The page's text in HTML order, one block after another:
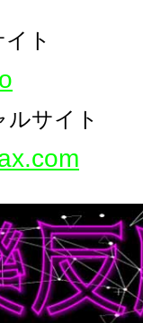
ト
ルサイト